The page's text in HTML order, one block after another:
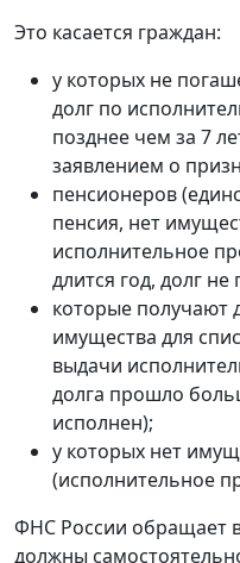
Это касается граждан:
у которых не
долг по
позднее чем за 7
заявлением о
пенсионеров
пенсия, нет
исполнительное
длится год, долг
которые получают
имущества для
выдачи
долга прошло
исполнен);
у которых нет
(исполнительное
ФНС России обращает
должны